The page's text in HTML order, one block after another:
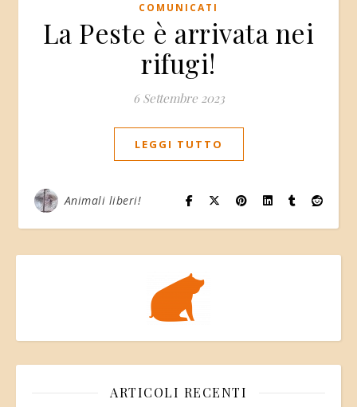
COMUNICATI
La Peste è arrivata nei
rifugi!
6 Settembre 2023
LEGGI TUTTO
Animali liberi!
ARTICOLI RECENTI